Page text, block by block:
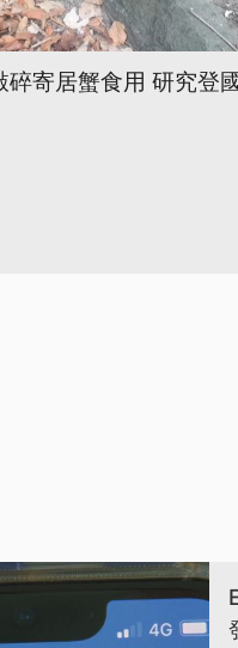
碎寄居蟹食用 研究登